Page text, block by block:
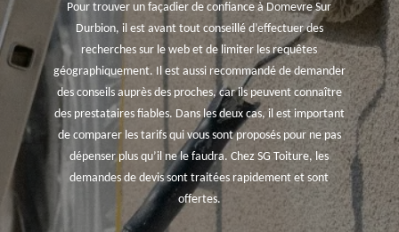
Pour trouver un façadier de confiance à Domevre Sur
Durbion, il est avant tout conseillé d’effectuer des
recherches sur le web et de limiter les requêtes
géographiquement. Il est aussi recommandé de demander
des conseils auprès des proches, car ils peuvent connaître
des prestataires fiables. Dans les deux cas, il est important
de comparer les tarifs qui vous sont proposés pour ne pas
dépenser plus qu’il ne le faudra. Chez SG Toiture, les
demandes de devis sont traitées rapidement et sont
offertes.